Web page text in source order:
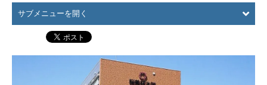
サブメニューを開く